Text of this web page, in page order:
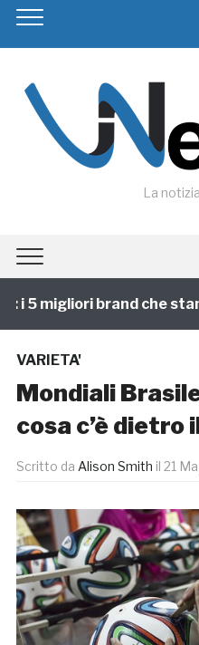
La
5 migliori brand che
VARIETA'
Mondiali
cosa c’è dietro
Scritto da Alison Smith il 21